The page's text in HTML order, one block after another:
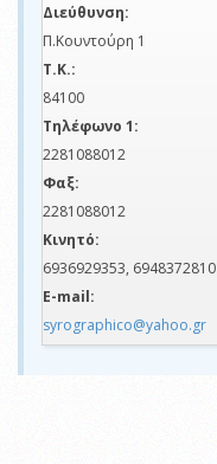
Διεύθυνση:
Π.Κουντούρη 1
Τ.Κ.:
84100
Τηλέφωνο 1:
2281088012
Φαξ:
2281088012
Κινητό:
6936929353, 6948372810
E-mail:
syrographico@yahoo.gr